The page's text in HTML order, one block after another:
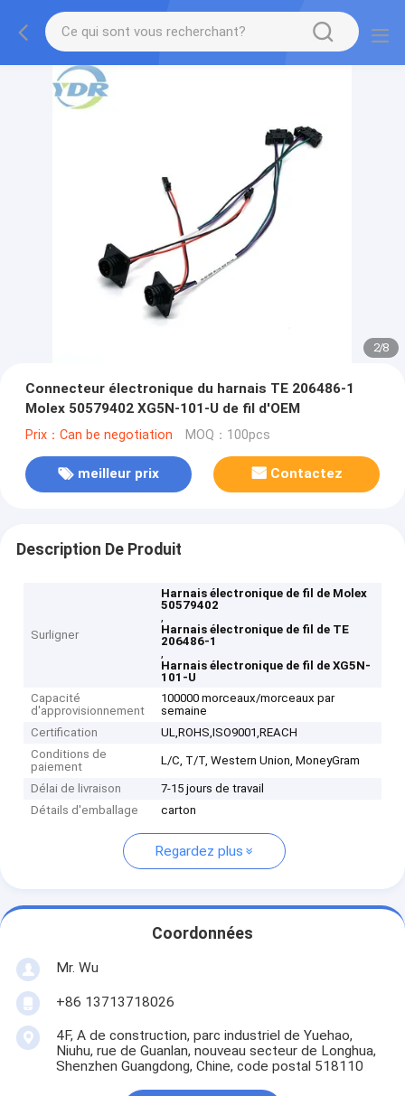
2/8
Connecteur électronique du harnais TE 206486-1
Molex 50579402 XG5N-101-U de fil d'OEM
Prix：Can be negotiation MOQ：100pcs
meilleur prix Contactez
Description De Produit
Surligner
Harnais électronique de fil de Molex
50579402
,
Harnais électronique de fil de TE
206486-1
,
Harnais électronique de fil de XG5N-
101-U
Capacité
d'approvisionnement
100000 morceaux/morceaux par
semaine
Certification
UL,ROHS,ISO9001,REACH
Conditions de
paiement
L/C, T/T, Western Union, MoneyGram
Délai de livraison
7-15 jours de travail
Détails d'emballage
carton
Regardez plus
Coordonnées
Mr. Wu
+86 13713718026
4F, A de construction, parc industriel de Yuehao,
Niuhu, rue de Guanlan, nouveau secteur de Longhua,
Shenzhen Guangdong, Chine, code postal 518110